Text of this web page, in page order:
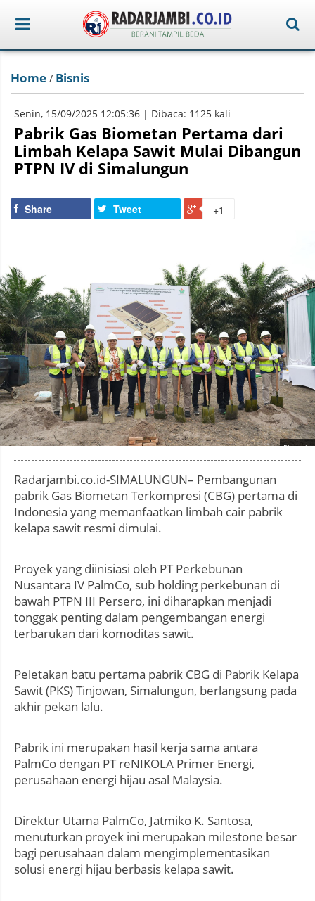
Home / Bisnis
Senin, 15/09/2025 12:05:36 | Dibaca: 1125 kali
Pabrik Gas Biometan Pertama dari
Limbah Kelapa Sawit Mulai Dibangun
PTPN IV di Simalungun
Share Tweet +1
Photo by
Radarjambi.co.id-SIMALUNGUN– Pembangunan
pabrik Gas Biometan Terkompresi (CBG) pertama di
Indonesia yang memanfaatkan limbah cair pabrik
kelapa sawit resmi dimulai.
Proyek yang diinisiasi oleh PT Perkebunan
Nusantara IV PalmCo, sub holding perkebunan di
bawah PTPN III Persero, ini diharapkan menjadi
tonggak penting dalam pengembangan energi
terbarukan dari komoditas sawit.
Peletakan batu pertama pabrik CBG di Pabrik Kelapa
Sawit (PKS) Tinjowan, Simalungun, berlangsung pada
akhir pekan lalu.
Pabrik ini merupakan hasil kerja sama antara
PalmCo dengan PT reNIKOLA Primer Energi,
perusahaan energi hijau asal Malaysia.
Direktur Utama PalmCo, Jatmiko K. Santosa,
menuturkan proyek ini merupakan milestone besar
bagi perusahaan dalam mengimplementasikan
solusi energi hijau berbasis kelapa sawit.